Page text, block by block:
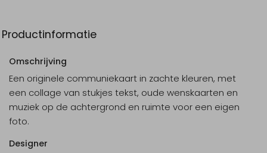
Productinformatie
Omschrijving
Een originele communiekaart in zachte kleuren, met
een collage van stukjes tekst, oude wenskaarten en
muziek op de achtergrond en ruimte voor een eigen
foto.
Designer